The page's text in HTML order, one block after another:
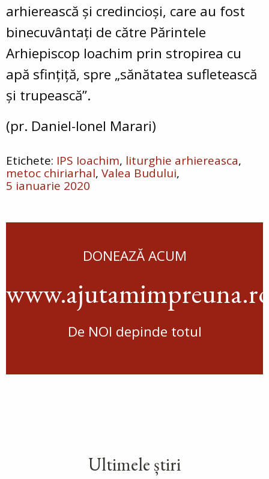
arhierească și credincioși, care au fost
binecuvântați de către Părintele
Arhiepiscop Ioachim prin stropirea cu
apă sfințiță, spre „sănătatea sufletească
și trupească”.
(pr. Daniel-Ionel Marari)
IPS Ioachim liturghie arhiereasca
metoc chiriarhal Valea Budului
5 ianuarie 2020
DONEAZĂ ACUM
De NOI depinde totul
Ultimele știri